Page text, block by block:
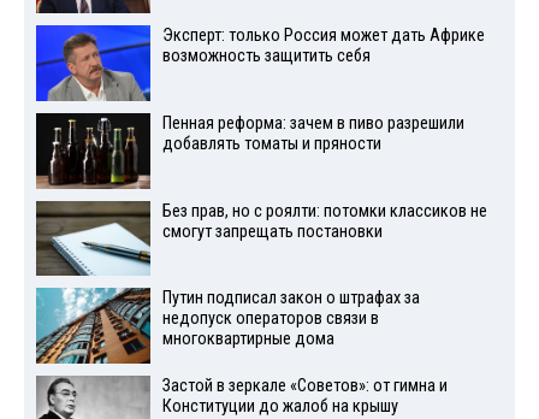
Эксперт: только Россия может дать Африке
возможность защитить себя
Пенная реформа: зачем в пиво разрешили
добавлять томаты и пряности
Без прав, но с роялти: потомки классиков не
смогут запрещать постановки
Путин подписал закон о штрафах за
недопуск операторов связи в
многоквартирные дома
Застой в зеркале «Советов»: от гимна и
Конституции до жалоб на крышу